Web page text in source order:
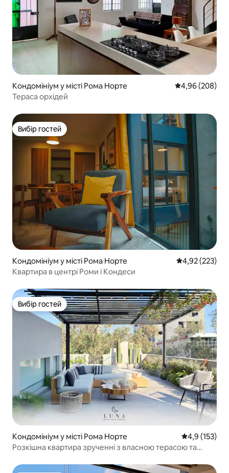
Кондомініум у місті Рома Норте Середня
4,96 (208)
Тераса орхідей
Вибір гостей
Вибір гостей
Кондомініум у місті Рома Норте Середня
4,92 (223)
Квартира в центрі Роми і Кондеси
Вибір гостей
Вибір гостей
Кондомініум у місті Рома Норте Середня
4,9 (153)
Розкішна квартира зрученні з власною терасою та